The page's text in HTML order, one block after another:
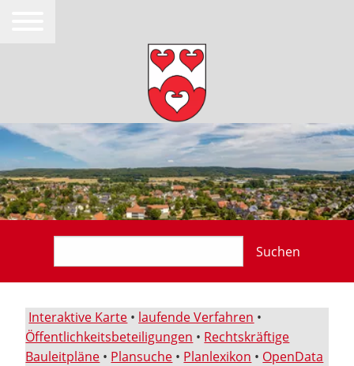
Suchen
Interaktive Karte • laufende Verfahren •
Öffentlichkeitsbeteiligungen • Rechtskräftige
Bauleitpläne • Plansuche • Planlexikon • OpenData